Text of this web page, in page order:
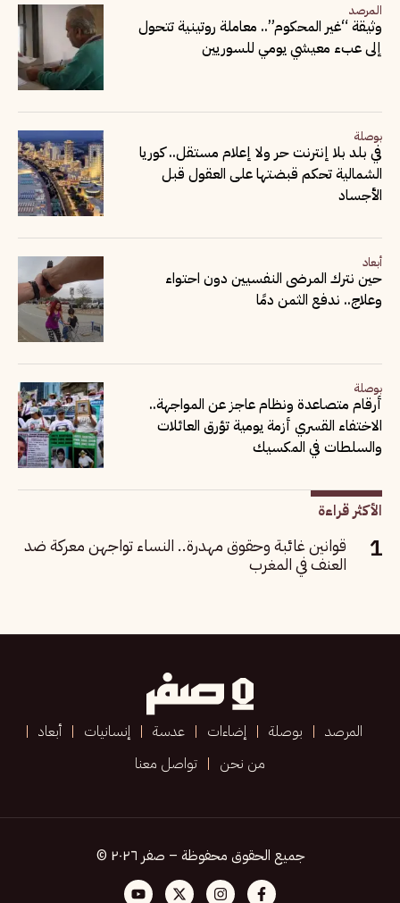
المرصد
وثيقة “غير المحكوم”.. معاملة روتينية تتحول
إلى عبء معيشي يومي للسوريين
بوصلة
في بلد بلا إنترنت حر ولا إعلام مستقل.. كوريا
الشمالية تحكم قبضتها على العقول قبل
الأجساد
أبعاد
حين نترك المرضى النفسيين دون احتواء
وعلاج.. ندفع الثمن دمًا
بوصلة
أرقام متصاعدة ونظام عاجز عن المواجهة..
الاختفاء القسري أزمة يومية تؤرق العائلات
والسلطات في المكسيك
الأكثر قراءة
قوانين غائبة وحقوق مهدرة.. النساء تواجهن معركة ضد
العنف في المغرب
المرصد بوصلة إضاءات عدسة إنسانيات
أبعاد
من نحن
تواصل معنا
جميع الحقوق محفوظة – صفر ٢٠٢٦ ©